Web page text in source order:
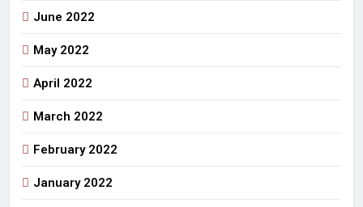
June 2022
May 2022
April 2022
March 2022
February 2022
January 2022